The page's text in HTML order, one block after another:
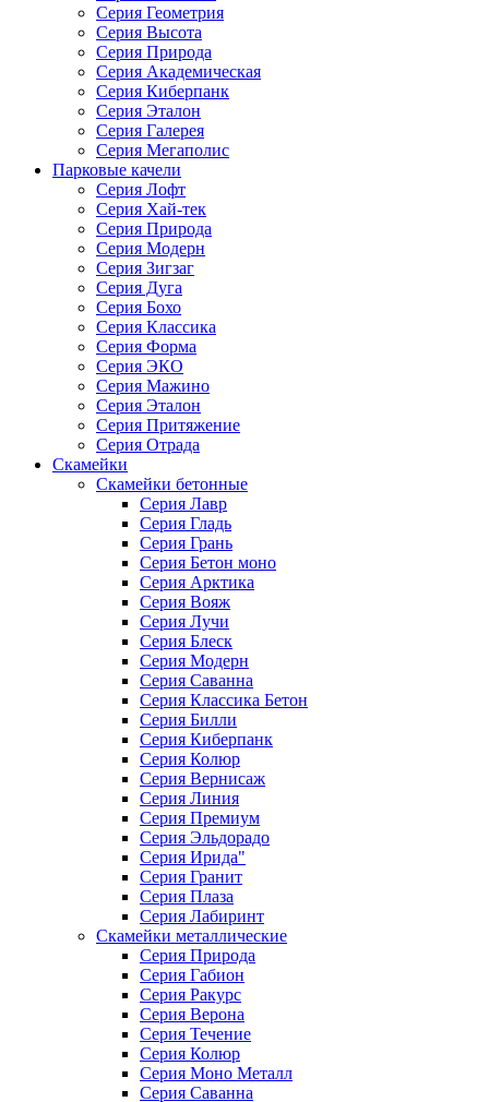
Серия Геометрия
Серия Высота
Серия Природа
Серия Академическая
Серия Киберпанк
Серия Эталон
Серия Галерея
Серия Мегаполис
Парковые качели
Серия Лофт
Серия Хай-тек
Серия Природа
Серия Модерн
Серия Зигзаг
Серия Дуга
Серия Бохо
Серия Классика
Серия Форма
Серия ЭКО
Серия Мажино
Серия Эталон
Серия Притяжение
Серия Отрада
Скамейки
Скамейки бетонные
Серия Лавр
Серия Гладь
Серия Грань
Серия Бетон моно
Серия Арктика
Серия Вояж
Серия Лучи
Серия Блеск
Серия Модерн
Серия Саванна
Серия Классика Бетон
Серия Билли
Серия Киберпанк
Серия Колюр
Серия Вернисаж
Серия Линия
Серия Премиум
Серия Эльдорадо
Серия Ирида"
Серия Гранит
Серия Плаза
Серия Лабиринт
Скамейки металлические
Серия Природа
Серия Габион
Серия Ракурс
Серия Верона
Серия Течение
Серия Колюр
Серия Моно Металл
Серия Саванна